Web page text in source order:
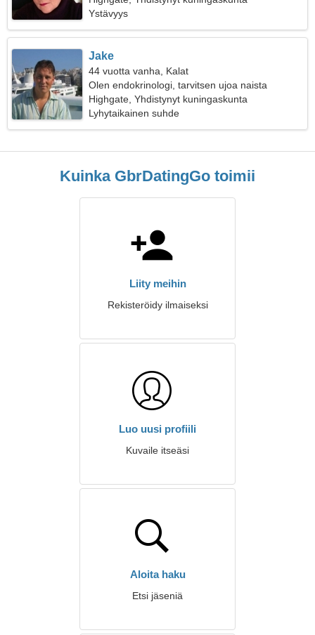
Ystävyys
Jake
44 vuotta vanha, Kalat
Olen endokrinologi, tarvitsen ujoa naista
Highgate, Yhdistynyt kuningaskunta
Lyhytaikainen suhde
Kuinka GbrDatingGo toimii
Liity meihin
Rekisteröidy ilmaiseksi
Luo uusi profiili
Kuvaile itseäsi
Aloita haku
Etsi jäseniä